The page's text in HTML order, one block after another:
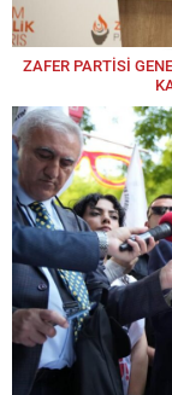
ZAFER PARTİSİ